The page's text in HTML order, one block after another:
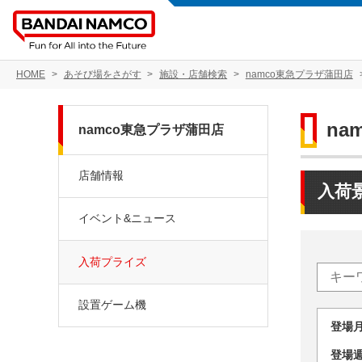
HOME あそび場をさがす 施設・店舗検索 namco東急プラザ蒲田店
入荷
登
登
namco東急プラザ蒲田店
店舗情報
イベント&ニュース
入荷プライズ
設置ゲーム機